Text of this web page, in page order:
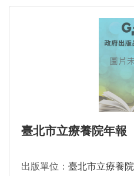
臺北市立療養院年報
出版單位： 臺北市立療養院